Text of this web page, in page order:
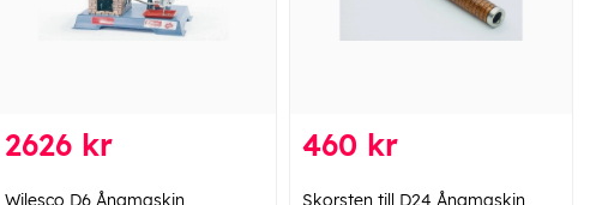
2626 kr
Wilesco D6 Ångmaskin
460 kr
Skorsten till D24 Ångmaskin